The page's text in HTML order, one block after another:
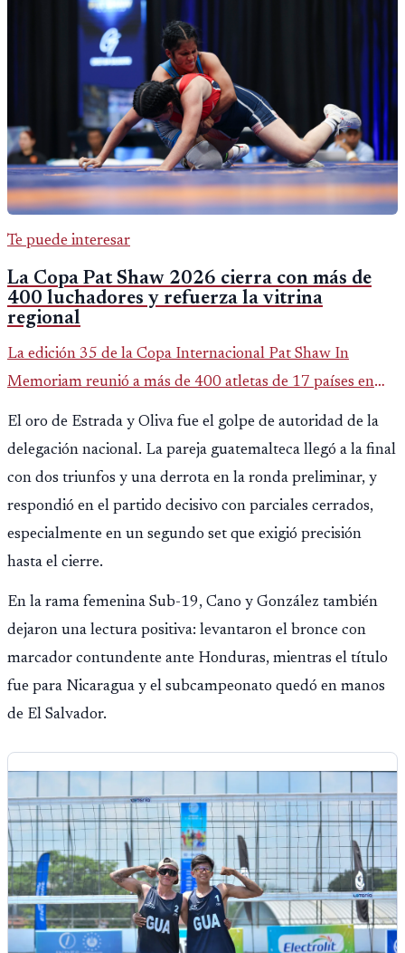
Te puede interesar
La Copa Pat Shaw 2026 cierra con más de
400 luchadores y refuerza la vitrina
regional
La edición 35 de la Copa Internacional Pat Shaw In
Memoriam reunió a más de 400 atletas de 17 países en
Guatemala y dejó una participación destacada de la
delegación nacional, según el balance oficial de CDAG.
El oro de Estrada y Oliva fue el golpe de autoridad de la
delegación nacional. La pareja guatemalteca llegó a la final
con dos triunfos y una derrota en la ronda preliminar, y
respondió en el partido decisivo con parciales cerrados,
especialmente en un segundo set que exigió precisión
hasta el cierre.
En la rama femenina Sub-19, Cano y González también
dejaron una lectura positiva: levantaron el bronce con
marcador contundente ante Honduras, mientras el título
fue para Nicaragua y el subcampeonato quedó en manos
de El Salvador.